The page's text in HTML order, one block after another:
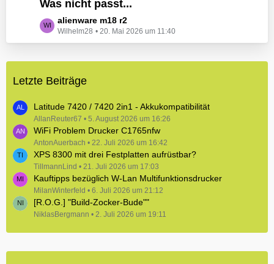
e
r
g
t
z
t
e
i
ä
g
e
Was nicht passt...
L
e
t
e
e
i
t
r
ä
g
e
alienware m18 r2
Wilhelm28 20. Mai 2026 um 11:40
Letzte Beiträge
Latitude 7420 / 7420 2in1 - Akkukompatibilität
AllanReuter67 5. August 2026 um 16:26
WiFi Problem Drucker C1765nfw
AntonAuerbach 22. Juli 2026 um 16:42
XPS 8300 mit drei Festplatten aufrüstbar?
TillmannLind 21. Juli 2026 um 17:03
Kauftipps bezüglich W-Lan Multifunktionsdrucker
MilanWinterfeld 6. Juli 2026 um 21:12
[R.O.G.] "Build-Zocker-Bude""
NiklasBergmann 2. Juli 2026 um 19:11